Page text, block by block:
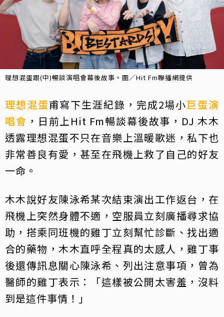
理想混蛋跟(中)暢談演唱會幕後故事。圖／Hit Fm聯播網提供
理想混蛋甫寫下生涯紀錄，完成2場小巨蛋演
唱會 ，日前上Hit Fm暢談幕後故事，DJ 木木
透露理想混蛋不只在音樂上溫暖歌迷，私下也
非常善良有愛，甚至在飛機上救了自己的好友
一命。
木木說好友陳泳希某次結束演出工作返台，在
飛機上突然身體不適，空服員立刻廣播尋求協
助，搭乘同班機的雞丁立刻幫忙診斷、找出適
合的藥物，木木直呼全程真的太感人，雞丁事
後還傳訊息關心陳泳希、列出注意事項，曾為
醫師的雞丁表示：「這樣被公開太害羞，沒料
到是這件事情！」